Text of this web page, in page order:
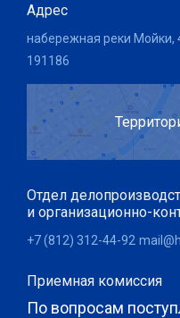
Адрес
набережная реки Мойки,
191186
Отдел
и организационно-
+7 (812) 312-44-92
Приемная комиссия
По вопросам